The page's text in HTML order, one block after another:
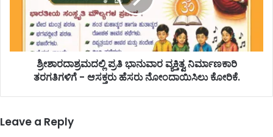
ಶ್ರೀಶಾರದಾಶ್ರಮದಲ್ಲಿ ಪ್ರತಿ ಭಾನುವಾರ ವ್ಯಕ್ತಿತ್ವ ನಿರ್ಮಾಣಕಾರಿ
ತರಗತಿಗಳಿಗೆ - ಆಸಕ್ತರು ಹೆಸರು ನೋಂದಾಯಿಸಿಲು ಕೋರಿಕೆ.
Leave a Reply